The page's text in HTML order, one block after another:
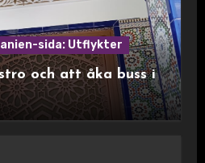
sida: Utflykter
och att åka buss i